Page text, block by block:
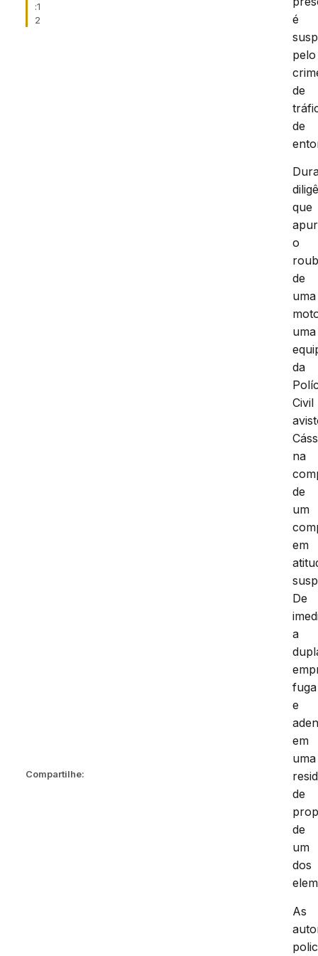
:1
2
Compartilhe:
é
pelo
de
de
que
o
de
uma
uma
da
Civil
na
de
um
em
De
a
fuga
e
em
uma
de
de
um
dos
As